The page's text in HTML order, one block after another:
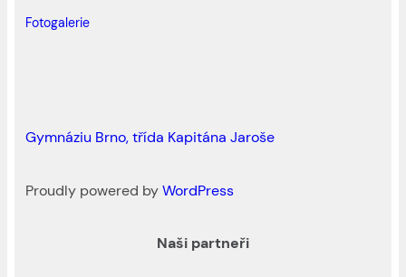
Fotogalerie
Gymnáziu Brno, třída Kapitána Jaroše
Proudly powered byWordPress
Naši partneři